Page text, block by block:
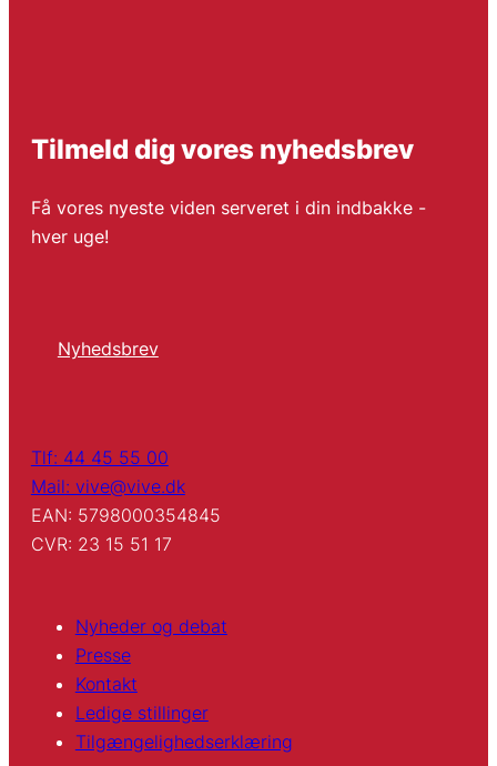
Tilmeld dig vores nyhedsbrev
Få vores nyeste viden serveret i din indbakke -
hver uge!
Nyhedsbrev
Tlf: 44 45 55 00
Mail: vive@vive.dk
EAN: 5798000354845
CVR: 23 15 51 17
Nyheder og debat
Presse
Kontakt
Ledige stillinger
Tilgængelighedserklæring